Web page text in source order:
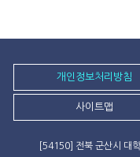
개인정보처리방침
사이트맵
[54150] 전북 군산시 대